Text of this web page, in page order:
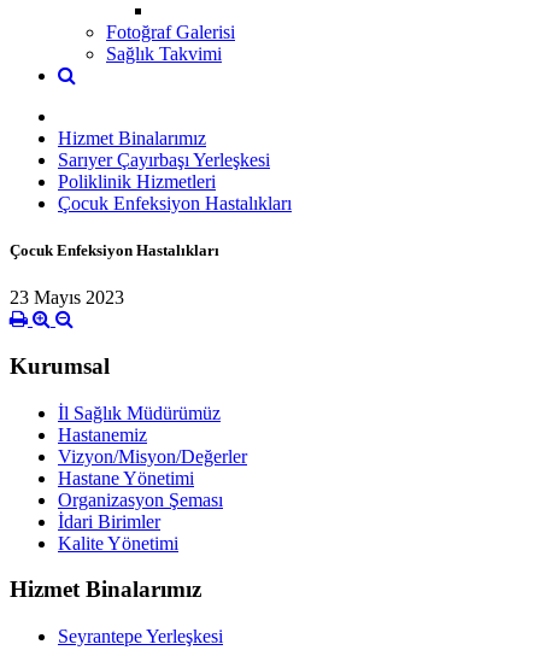
Fotoğraf Galerisi
Sağlık Takvimi
Hizmet Binalarımız
Sarıyer Çayırbaşı Yerleşkesi
Poliklinik Hizmetleri
Çocuk Enfeksiyon Hastalıkları
Çocuk Enfeksiyon Hastalıkları
23 Mayıs 2023
Kurumsal
İl Sağlık Müdürümüz
Hastanemiz
Vizyon/Misyon/Değerler
Hastane Yönetimi
Organizasyon Şeması
İdari Birimler
Kalite Yönetimi
Hizmet Binalarımız
Seyrantepe Yerleşkesi